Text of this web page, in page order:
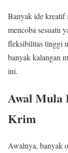
Banyak ide kreatif
mencoba sesuatu
fleksibilitas tinggi
banyak kalangan
ini.
Awal Mula
Krim
Awalnya, banyak